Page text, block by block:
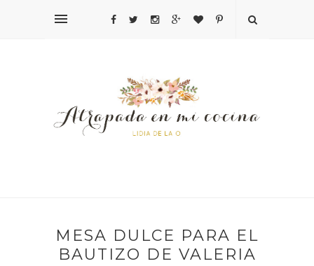
MESA DULCE PARA EL
BAUTIZO DE VALERIA